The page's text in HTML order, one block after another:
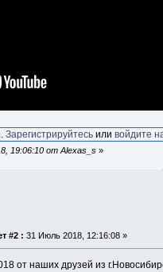
Зарегистрируйтесь иливойдите
19:06:10 от Alexas_s »
#2 : 31 Июль 2018, 12:16:08 »
от наших друзей из